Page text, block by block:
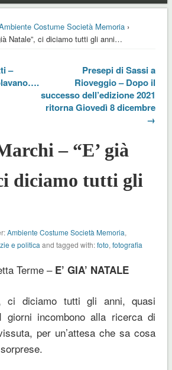
Costume Società Memoria›
Natale”, ci diciamo tutti gli anni…
–
Presepi di Sassi a
Rioveggio – Dopo il
successo dell’edizione 2021
ritorna Giovedì 8 dicembre
→
– “E’ già
diciamo tutti gli
Ambiente Costume Società Memoria,
e politica and tagged with:foto, fotografia
Terme – E’ GIA’ NATALE
ci diciamo tutti gli anni, quasi
giorni incombono alla ricerca di
per un’attesa che sa cosa